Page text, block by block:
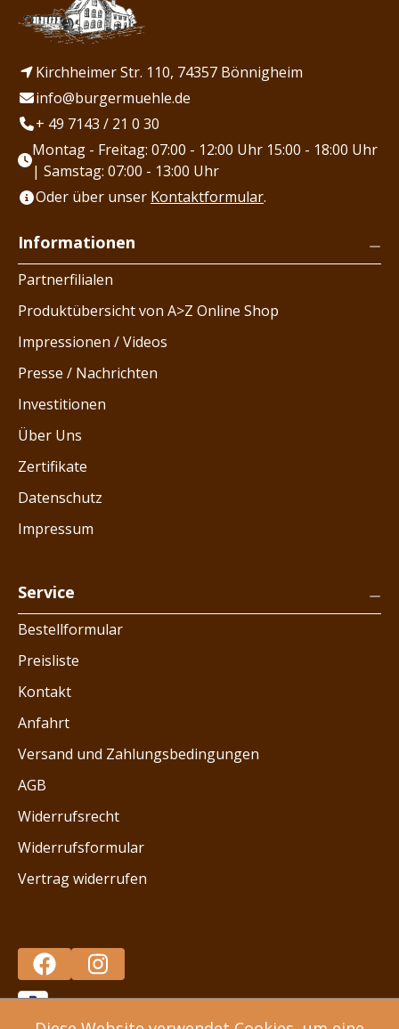
Kirchheimer Str. 110, 74357 Bönnigheim
info@burgermuehle.de
+ 49 7143 / 21 0 30
Montag - Freitag: 07:00 - 12:00 Uhr 15:00 - 18:00 Uhr
| Samstag: 07:00 - 13:00 Uhr
Oder über unser Kontaktformular.
Informationen
Partnerfilialen
Produktübersicht von A>Z Online Shop
Impressionen / Videos
Presse / Nachrichten
Investitionen
Über Uns
Zertifikate
Datenschutz
Impressum
Service
Bestellformular
Preisliste
Kontakt
Anfahrt
Versand und Zahlungsbedingungen
AGB
Widerrufsrecht
Widerrufsformular
Vertrag widerrufen